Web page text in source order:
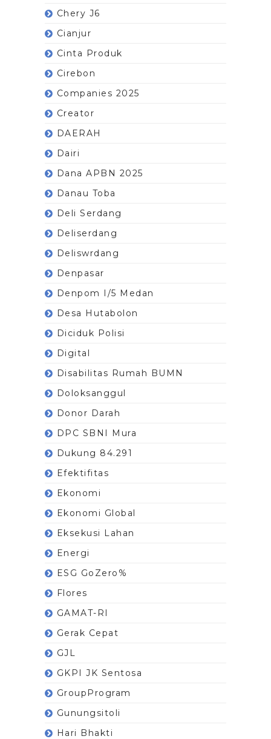
Chery J6
Cianjur
Cinta Produk
Cirebon
Companies 2025
Creator
DAERAH
Dairi
Dana APBN 2025
Danau Toba
Deli Serdang
Deliserdang
Deliswrdang
Denpasar
Denpom I/5 Medan
Desa Hutabolon
Diciduk Polisi
Digital
Disabilitas Rumah BUMN
Doloksanggul
Donor Darah
DPC SBNI Mura
Dukung 84.291
Efektifitas
Ekonomi
Ekonomi Global
Eksekusi Lahan
Energi
ESG GoZero%
Flores
GAMAT-RI
Gerak Cepat
GJL
GKPI JK Sentosa
GroupProgram
Gunungsitoli
Hari Bhakti